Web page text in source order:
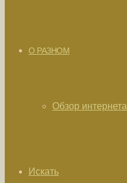
О РАЗНОМ
Обзор интернета
Искать